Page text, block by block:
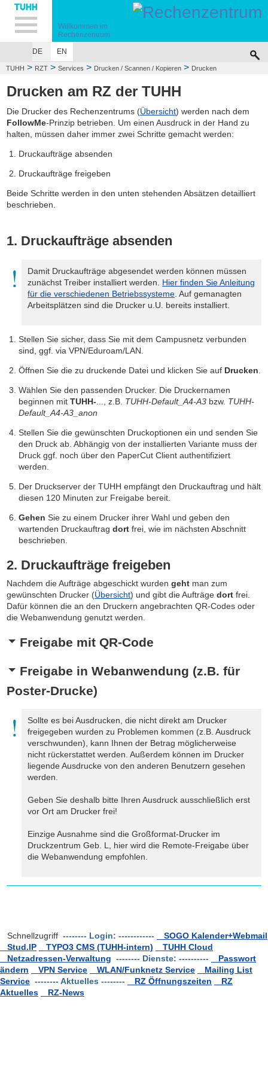
Hauptnavigation
Unternavigation
Inhalt
Suche
Willkommen im
Rechenzentrum
DE
EN
TUHH > RZT > Services > Drucken / Scannen / Kopieren > Drucken
Drucken am RZ der TUHH
Die Drucker des Rechenzentrums (Übersicht) werden nach dem
FollowMe-Prinzip betrieben. Um einen Ausdruck in der Hand zu
halten, müssen daher immer zwei Schritte gemacht werden:
Druckaufträge absenden
Druckaufträge freigeben
Beide Schritte werden in den unten stehenden Absätzen detailliert
beschrieben.
1. Druckaufträge absenden
Damit Druckaufträge abgesendet werden können müssen
zunächst Treiber installiert werden. Hier finden Sie Anleitung
für die verschiedenen Betriebssysteme . Auf gemanagten
Arbeitsplätzen sind die Drucker u.U. bereits installiert.
Stellen Sie sicher, dass Sie mit dem Campusnetz verbunden
sind, ggf. via VPN/Eduroam/LAN.
Öffnen Sie die zu druckende Datei und klicken Sie auf Drucken
Wählen Sie den passenden Drucker. Die Druckernamen
beginnen mitTUHH- ..., z.B. TUHH-Default_A4-A3 bzw. TUHH-
Default_A4-A3_anon
Stellen Sie die gewünschten Druckoptionen ein und senden Sie
den Druck ab. Abhängig von der installierten Variante muss der
Druck ggf. noch über den PaperCut Client authentifiziert
werden.
Der Druckserver der TUHH empfängt den Druckauftrag und hält
diesen 120 Minuten zur Freigabe bereit.
Gehen Sie zu einem Drucker ihrer Wahl und geben den
wartenden Druckauftragdort frei, wie im nächsten Abschnitt
beschrieben.
2. Druckaufträge freigeben
Nachdem die Aufträge abgeschickt wurdengeht man zum
gewünschten Drucker (Übersicht) und gibt die Aufträgedort frei.
Dafür können die an den Druckern angebrachten QR-Codes oder
die Webanwendung genutzt werden.
Freigabe mit QR-Code
Freigabe in Webanwendung (z.B. für
Poster-Drucke)
Sollte es bei Ausdrucken, die nicht direkt am Drucker
freigegeben wurden zu Problemen kommen (z.B. Ausdruck
verschwunden), kann Ihnen der Betrag möglicherweise
nicht rückerstattet werden. Außerdem können im Drucker
liegende Ausdrucke von den anderen Benutzern gesehen
werden.
Geben Sie deshalb bitte Ihren Ausdruck ausschließlich erst
vor Ort am Drucker frei!
Einzige Ausnahme sind die Großformat-Drucker im
Druckzentrum Geb. L, hier wird die Remote-Freigabe über
die Webanwendung empfohlen.
Schnellzugriff -------- Login: ------------
SOGO Kalender+Webmail
Stud.IP
TYPO3 CMS (TUHH-intern)
TUHH Cloud
Netzadressen-Verwaltung -------- Dienste: ----------
Passwort
ändern
VPN Service WLAN/Funknetz Service
Mailing List
Service -------- Aktuelles -------- RZ Öffnungszeiten
RZ
Aktuelles
RZ-News